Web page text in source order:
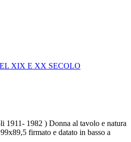
XIX E XX SECOLO
1911- 1982 ) Donna al tavolo e natura
firmato e datato in basso a